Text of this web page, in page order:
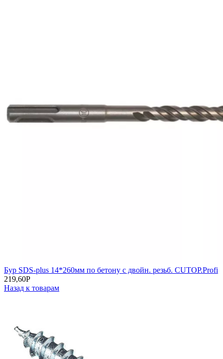
Бур SDS-plus 14*260мм по бетону с двойн. резьб. CUTOP.Profi
219,60Р
Назад к товарам